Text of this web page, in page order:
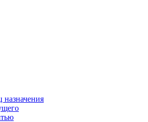
назначения